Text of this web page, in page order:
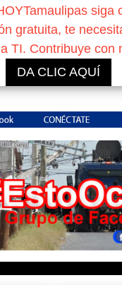
siga
gratuita, te
TI. Contribuye con
DA CLIC AQUÍ